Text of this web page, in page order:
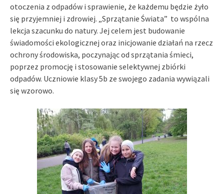
otoczenia z odpadów i sprawienie, że każdemu będzie żyło
się przyjemniej i zdrowiej. „Sprzątanie Świata” to wspólna
lekcja szacunku do natury. Jej celem jest budowanie
świadomości ekologicznej oraz inicjowanie działań na rzecz
ochrony środowiska, poczynając od sprzątania śmieci,
poprzez promocję i stosowanie selektywnej zbiórki
odpadów. Uczniowie klasy 5b ze swojego zadania wywiązali
się wzorowo.